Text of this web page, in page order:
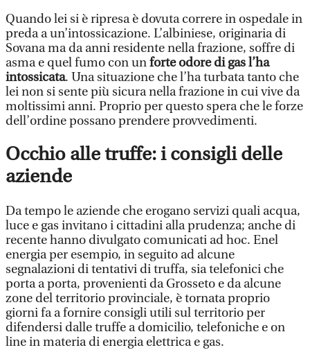
Quando lei si è ripresa è dovuta correre in ospedale in
preda a un’intossicazione. L’albiniese, originaria di
Sovana ma da anni residente nella frazione, soffre di
asma e quel fumo con unforte odore di gas l’ha
intossicata. Una situazione che l’ha turbata tanto che
lei non si sente più sicura nella frazione in cui vive da
moltissimi anni. Proprio per questo spera che le forze
dell’ordine possano prendere provvedimenti.
Occhio alle truffe: i consigli delle
aziende
Da tempo le aziende che erogano servizi quali acqua,
luce e gas invitano i cittadini alla prudenza; anche di
recente hanno divulgato comunicati ad hoc. Enel
energia per esempio, in seguito ad alcune
segnalazioni di tentativi di truffa, sia telefonici che
porta a porta, provenienti da Grosseto e da alcune
zone del territorio provinciale, è tornata proprio
giorni fa a fornire consigli utili sul territorio per
difendersi dalle truffe a domicilio, telefoniche e on
line in materia di energia elettrica e gas.